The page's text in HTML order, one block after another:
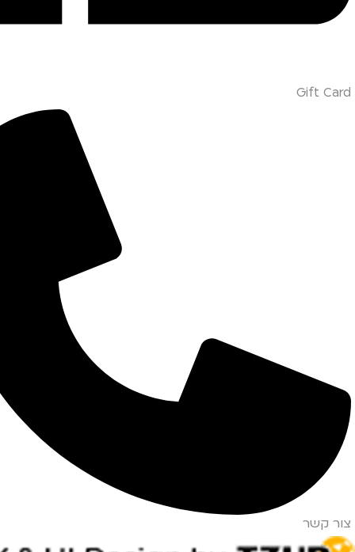
Gift Card
צור קשר